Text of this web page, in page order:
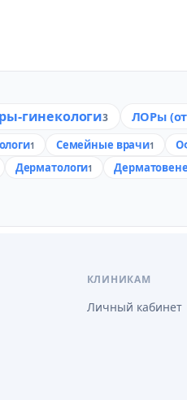
гинекологи3 ЛОРы
1 Семейные врачи1
Дерматологи1
КЛИНИКАМ
Личный кабинет